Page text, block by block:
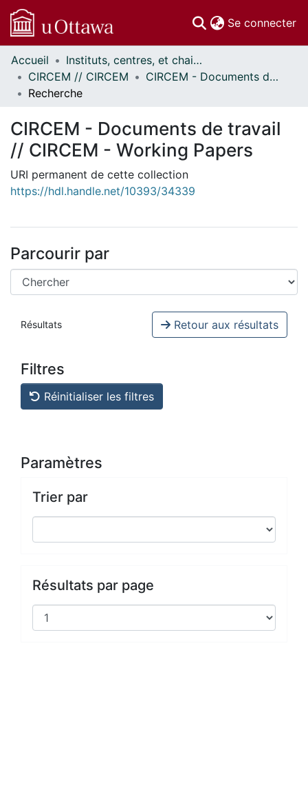
Se connecter
Communautés
et collections
Parcourir
À propos
Accueil
Instituts, centres, et chaires de recherche // Research Institutes, Centres, and Chairs
CIRCEM // CIRCEM
CIRCEM - Documents de travail // CIRCEM - Working Papers
Recherche
CIRCEM - Documents de travail
// CIRCEM - Working Papers
URI permanent de cette collection
https://hdl.handle.net/10393/34339
Parcourir par
Résultats Retour aux résultats
Filtres
Réinitialiser les filtres
Paramètres
Trier par
Résultats par page